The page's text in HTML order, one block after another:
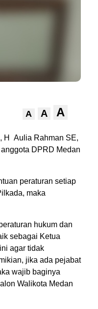
A A A
H Aulia Rahman SE,
DPRD Medan
peraturan setiap
maka
hukum dan
sebagai Ketua
agar tidak
jika ada pejabat
wajib baginya
Walikota Medan